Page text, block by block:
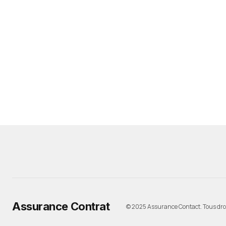
Assurance Contrat © 2025 Assurance Contact. Tous